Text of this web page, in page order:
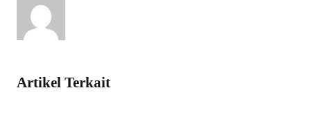
Artikel Terkait